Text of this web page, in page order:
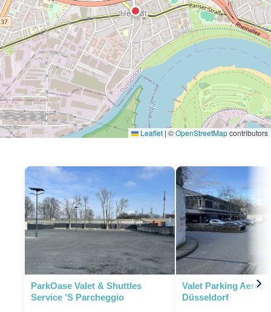
Leaflet | ©OpenStreetMapcontributors
ParkOase Valet & Shuttles
Service 's Parcheggio
Valet Parking
Düsseldorf